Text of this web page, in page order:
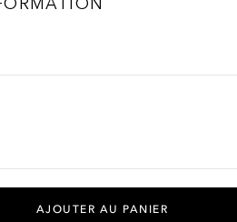
AJOUTER AU PANIER